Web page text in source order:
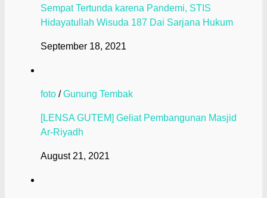
Sempat Tertunda karena Pandemi, STIS
Hidayatullah Wisuda 187 Dai Sarjana Hukum
September 18, 2021
foto /Gunung Tembak
[LENSA GUTEM] Geliat Pembangunan Masjid
Ar-Riyadh
August 21, 2021